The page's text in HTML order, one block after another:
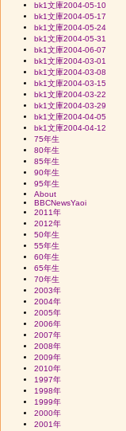
bk1文庫2004-05-10
bk1文庫2004-05-17
bk1文庫2004-05-24
bk1文庫2004-05-31
bk1文庫2004-06-07
bk1文庫2004-03-01
bk1文庫2004-03-08
bk1文庫2004-03-15
bk1文庫2004-03-22
bk1文庫2004-03-29
bk1文庫2004-04-05
bk1文庫2004-04-12
75年生
80年生
85年生
90年生
95年生
About
BBCNewsYaoi
2011年
2012年
50年生
55年生
60年生
65年生
70年生
2003年
2004年
2005年
2006年
2007年
2008年
2009年
2010年
1997年
1998年
1999年
2000年
2001年